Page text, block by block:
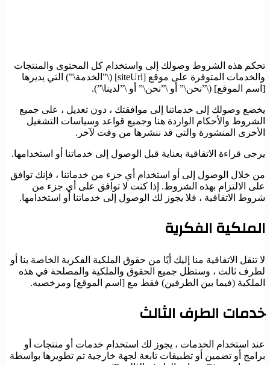
تحكم هذه الشروط وصولك إلى واستخدام كل المحتوى والمنتجات
والخدمات المتوفرة على موقع [siteUrl] (\”الخدمة\”) التي يديرها
[اسم الموقع] (\”نحن\” أو \”نحن\” أو \”لدينا\”).
يخضع وصولك إلى خدماتنا إلى موافقتك ، دون تعديل ، على جميع
الشروط والأحكام الواردة هنا وجميع قواعد وسياسات التشغيل
الأخرى المنشورة والتي قد ننشرها من وقت لآخر.
يرجى قراءة الاتفاقية بعناية قبل الوصول إلى خدماتنا أو استخدامها.
من خلال الوصول إلى أو استخدام أي جزء من خدماتنا ، فإنك توافق
على الالتزام بهذه الشروط. إذا كنت لا توافق على أي جزء من
شروط الاتفاقية ، فلا يجوز لك الوصول إلى خدماتنا أو استخدامها.
الملكية الفكرية
لا تنقل الاتفاقية منا إليك أيًا من حقوق الملكية الفكرية الخاصة بنا أو
لطرف ثالث ، وستظل جميع الحقوق والملكية والمصلحة في هذه
الملكية (فيما بين الطرفين) فقط مع [اسم الموقع] ومرخصيه.
خدمات الطرف الثالث
عند استخدام الخدمات ، يجوز لك استخدام خدمات أو منتجات أو
برامج أو تضمين أو تطبيقات تابعة لجهة خارجية تم تطويرها بواسطة